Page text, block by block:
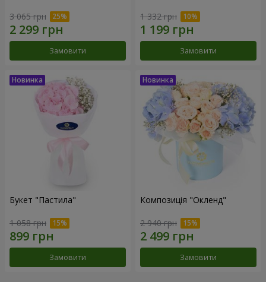
3 065 грн
Замовити
1 332 грн
Замовити
Букет "Пастила"
1 058 грн
Замовити
Композиція "Окленд"
2 940 грн
Замовити